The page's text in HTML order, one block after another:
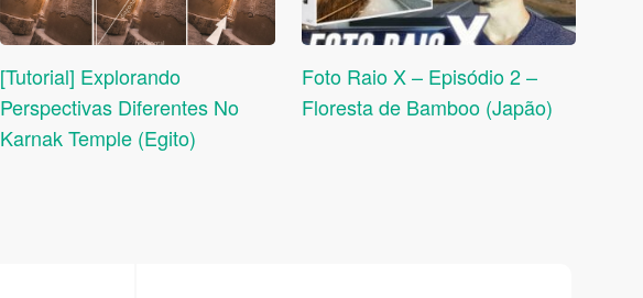
[Tutorial] Explorando
Perspectivas Diferentes No
Karnak Temple (Egito)
Foto Raio X – Episódio 2 –
Floresta de Bamboo (Japão)